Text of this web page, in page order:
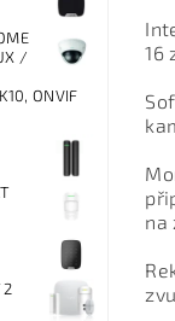
/
ONVIF
2
16
na